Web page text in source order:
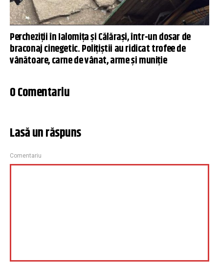
Percheziţii în Ialomiţa şi Călăraşi, într-un dosar de
braconaj cinegetic. Poliţiştii au ridicat trofee de
vânătoare, carne de vânat, arme şi muniţie
0 Comentariu
Lasă un răspuns
Comentariu